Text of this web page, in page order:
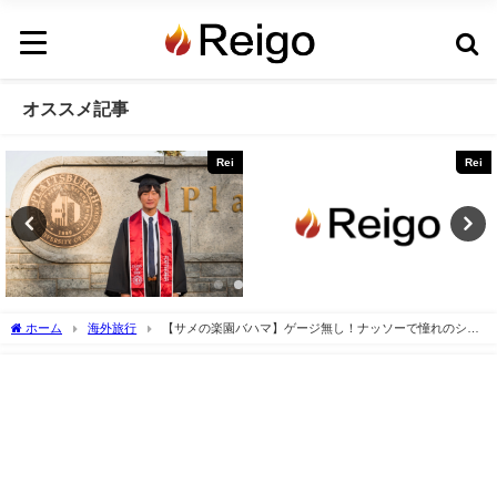
オススメ記事
Rei
ホーム 海外旅行
【サメの楽園バハマ】ゲージ無し！ナッソーで憧れのシャ